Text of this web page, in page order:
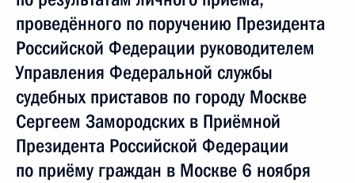
проведённого по поручению Президента
Российской Федерации руководителем
Управления Федеральной службы
судебных приставов по городу Москве
Сергеем Замородских в Приёмной
Президента Российской Федерации
по приёму граждан в Москве 6 ноября